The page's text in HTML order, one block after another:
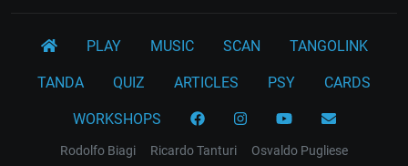
PLAY MUSIC SCAN TANGOLINK
TANDA QUIZ ARTICLES PSY CARDS
WORKSHOPS
Rodolfo Biagi Ricardo Tanturi
Osvaldo Pugliese